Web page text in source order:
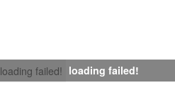
loading failed! loading failed!